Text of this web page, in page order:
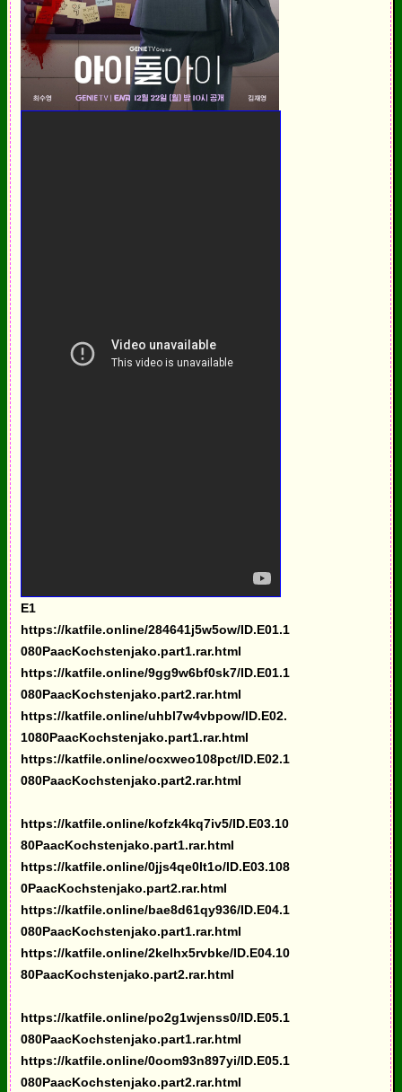
E1
https://katfile.online/284641j5w5ow/ID.E01.1
080PaacKochstenjako.part1.rar.html
https://katfile.online/9gg9w6bf0sk7/ID.E01.1
080PaacKochstenjako.part2.rar.html
https://katfile.online/uhbl7w4vbpow/ID.E02.
1080PaacKochstenjako.part1.rar.html
https://katfile.online/ocxweo108pct/ID.E02.1
080PaacKochstenjako.part2.rar.html
https://katfile.online/kofzk4kq7iv5/ID.E03.10
80PaacKochstenjako.part1.rar.html
https://katfile.online/0jjs4qe0lt1o/ID.E03.108
0PaacKochstenjako.part2.rar.html
https://katfile.online/bae8d61qy936/ID.E04.1
080PaacKochstenjako.part1.rar.html
https://katfile.online/2kelhx5rvbke/ID.E04.10
80PaacKochstenjako.part2.rar.html
https://katfile.online/po2g1wjenss0/ID.E05.1
080PaacKochstenjako.part1.rar.html
https://katfile.online/0oom93n897yi/ID.E05.1
080PaacKochstenjako.part2.rar.html